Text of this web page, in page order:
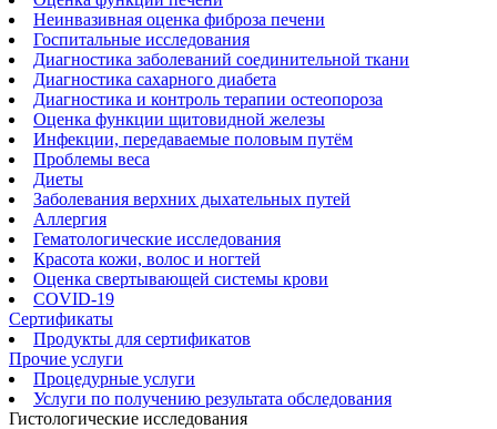
Неинвазивная оценка фиброза печени
Госпитальные исследования
Диагностика заболеваний соединительной ткани
Диагностика сахарного диабета
Диагностика и контроль терапии остеопороза
Оценка функции щитовидной железы
Инфекции, передаваемые половым путём
Проблемы веса
Диеты
Заболевания верхних дыхательных путей
Аллергия
Гематологические исследования
Красота кожи, волос и ногтей
Оценка свертывающей системы крови
COVID-19
Сертификаты
Продукты для сертификатов
Прочие услуги
Процедурные услуги
Услуги по получению результата обследования
Гистологические исследования